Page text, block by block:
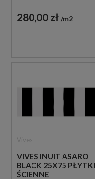
280,00 zł m2
VIVES INUIT ASARO
BLACK 25X75 PŁYTKI
ŚCIENNE